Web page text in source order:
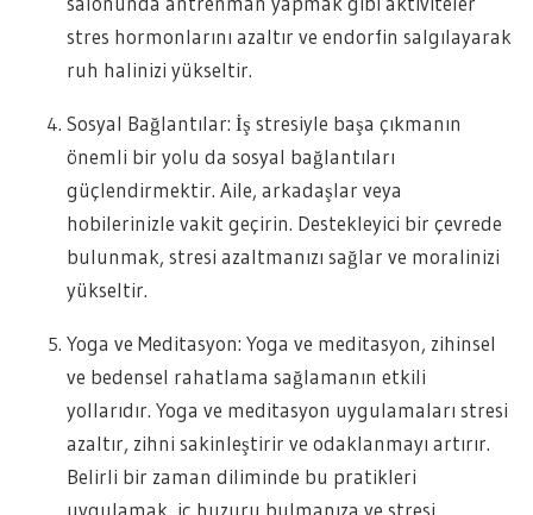
stres hormonlarını azaltır ve endorfin salgılayarak
ruh halinizi yükseltir.
Sosyal Bağlantılar: İş stresiyle başa çıkmanın
önemli bir yolu da sosyal bağlantıları
güçlendirmektir. Aile, arkadaşlar veya
hobilerinizle vakit geçirin. Destekleyici bir çevrede
bulunmak, stresi azaltmanızı sağlar ve moralinizi
yükseltir.
Yoga ve Meditasyon: Yoga ve meditasyon, zihinsel
ve bedensel rahatlama sağlamanın etkili
yollarıdır. Yoga ve meditasyon uygulamaları stresi
azaltır, zihni sakinleştirir ve odaklanmayı artırır.
Belirli bir zaman diliminde bu pratikleri
uygulamak, iç huzuru bulmanıza ve stresi